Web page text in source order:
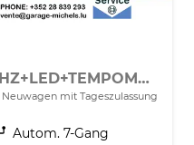
Style NAVI+KAMERA+SHZ+LED+TEMPOMAT+17" ALU+PDC
Neuwagen mit Tageszulassung
Getriebe Autom. 7-Gang